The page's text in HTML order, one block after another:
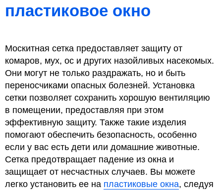
пластиковое окно
Москитная сетка предоставляет защиту от
комаров, мух, ос и других назойливых насекомых.
Они могут не только раздражать, но и быть
переносчиками опасных болезней. Установка
сетки позволяет сохранить хорошую вентиляцию
в помещении, предоставляя при этом
эффективную защиту. Также такие изделия
помогают обеспечить безопасность, особенно
если у вас есть дети или домашние животные.
Сетка предотвращает падение из окна и
защищает от несчастных случаев. Вы можете
легко установить ее на пластиковые окна, следуя